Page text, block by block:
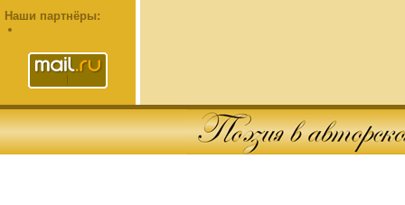
Наши партнёры: